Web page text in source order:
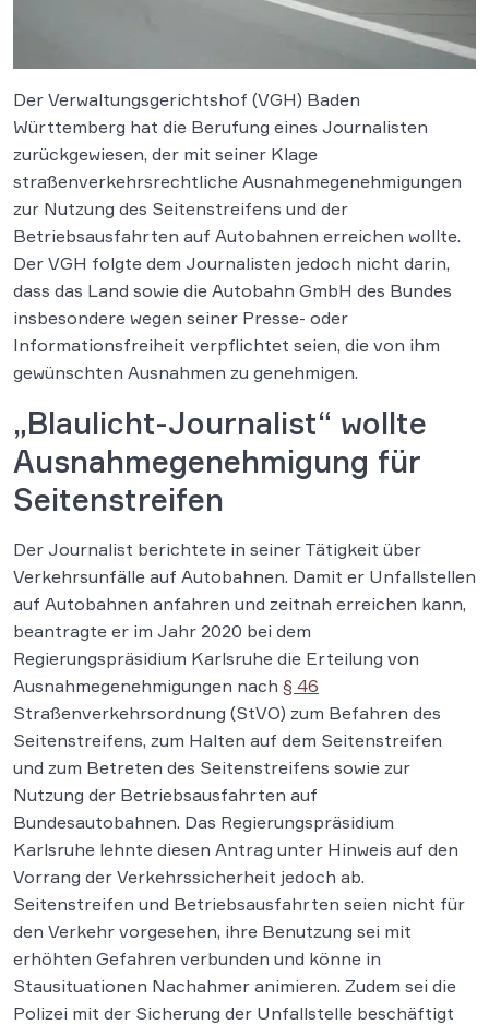
Der Verwaltungsgerichtshof (VGH) Baden
Württemberg hat die Berufung eines Journalisten
zurückgewiesen, der mit seiner Klage
straßenverkehrsrechtliche Ausnahmegenehmigungen
zur Nutzung des Seitenstreifens und der
Betriebsausfahrten auf Autobahnen erreichen wollte.
Der VGH folgte dem Journalisten jedoch nicht darin,
dass das Land sowie die Autobahn GmbH des Bundes
insbesondere wegen seiner Presse- oder
Informationsfreiheit verpflichtet seien, die von ihm
gewünschten Ausnahmen zu genehmigen.
„Blaulicht-Journalist“ wollte
Ausnahmegenehmigung für
Seitenstreifen
Der Journalist berichtete in seiner Tätigkeit über
Verkehrsunfälle auf Autobahnen. Damit er Unfallstellen
auf Autobahnen anfahren und zeitnah erreichen kann,
beantragte er im Jahr 2020 bei dem
Regierungspräsidium Karlsruhe die Erteilung von
Ausnahmegenehmigungen nach § 46
Straßenverkehrsordnung (StVO) zum Befahren des
Seitenstreifens, zum Halten auf dem Seitenstreifen
und zum Betreten des Seitenstreifens sowie zur
Nutzung der Betriebsausfahrten auf
Bundesautobahnen. Das Regierungspräsidium
Karlsruhe lehnte diesen Antrag unter Hinweis auf den
Vorrang der Verkehrssicherheit jedoch ab.
Seitenstreifen und Betriebsausfahrten seien nicht für
den Verkehr vorgesehen, ihre Benutzung sei mit
erhöhten Gefahren verbunden und könne in
Stausituationen Nachahmer animieren. Zudem sei die
Polizei mit der Sicherung der Unfallstelle beschäftigt